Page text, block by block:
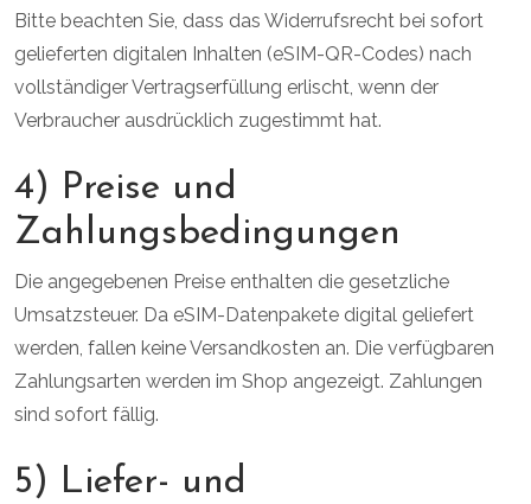
Bitte beachten Sie, dass das Widerrufsrecht bei sofort
gelieferten digitalen Inhalten (eSIM-QR-Codes) nach
vollständiger Vertragserfüllung erlischt, wenn der
Verbraucher ausdrücklich zugestimmt hat.
4) Preise und
Zahlungsbedingungen
Die angegebenen Preise enthalten die gesetzliche
Umsatzsteuer. Da eSIM-Datenpakete digital geliefert
werden, fallen keine Versandkosten an. Die verfügbaren
Zahlungsarten werden im Shop angezeigt. Zahlungen
sind sofort fällig.
5) Liefer- und